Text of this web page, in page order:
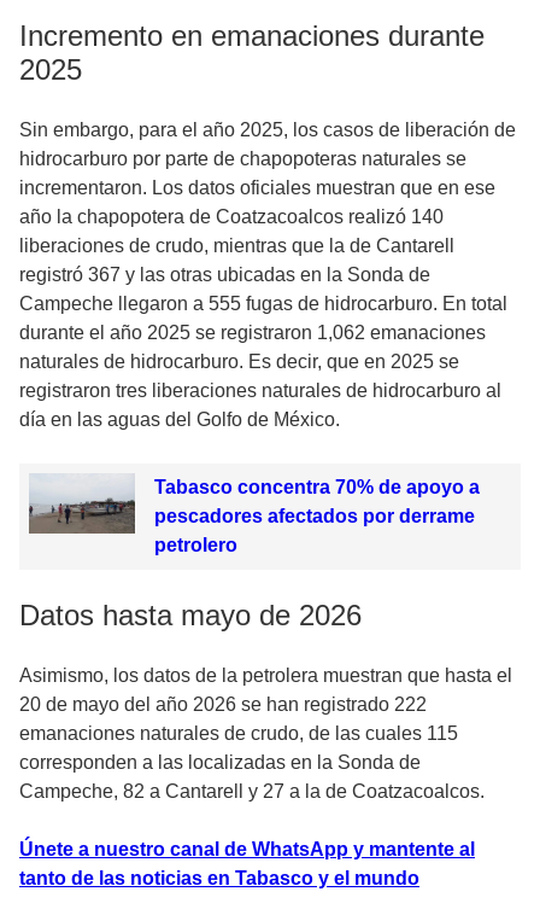
Incremento en emanaciones durante
2025
Sin embargo, para el año 2025, los casos de liberación de
hidrocarburo por parte de chapopoteras naturales se
incrementaron. Los datos oficiales muestran que en ese
año la chapopotera de Coatzacoalcos realizó 140
liberaciones de crudo, mientras que la de Cantarell
registró 367 y las otras ubicadas en la Sonda de
Campeche llegaron a 555 fugas de hidrocarburo. En total
durante el año 2025 se registraron 1,062 emanaciones
naturales de hidrocarburo. Es decir, que en 2025 se
registraron tres liberaciones naturales de hidrocarburo al
día en las aguas del Golfo de México.
Tabasco concentra 70% de apoyo a
pescadores afectados por derrame
petrolero
Datos hasta mayo de 2026
Asimismo, los datos de la petrolera muestran que hasta el
20 de mayo del año 2026 se han registrado 222
emanaciones naturales de crudo, de las cuales 115
corresponden a las localizadas en la Sonda de
Campeche, 82 a Cantarell y 27 a la de Coatzacoalcos.
Únete a nuestro canal de WhatsApp y mantente al
tanto de las noticias en Tabasco y el mundo